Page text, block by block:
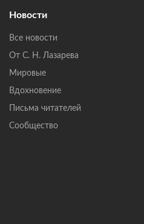
Новости
Все новости
От С. Н. Лазарева
Мировые
Вдохновение
Письма читателей
Сообщество